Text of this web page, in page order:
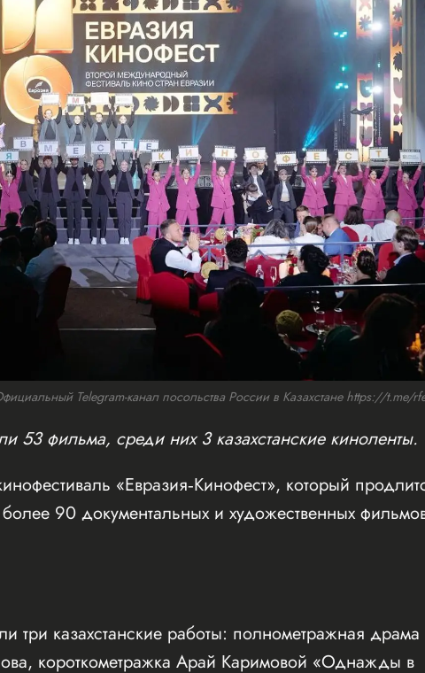
Telegram-канал посольства России в Казахстане https://t.me/
53 фильма, среди них 3 казахстанские киноленты.
«Евразия‑Кинофест», который
90 документальных и художественных
три казахстанские работы: полнометражная драма
короткометражка Арай Каримовой «Однажды в